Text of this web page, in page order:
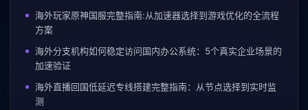
海外玩家原神国服完整指南:从加速器选择到游戏优化的全流程
方案
海外分支机构如何稳定访问国内办公系统：5个真实企业场景的
加速验证
海外直播回国低延迟专线搭建完整指南：从节点选择到实时监
测